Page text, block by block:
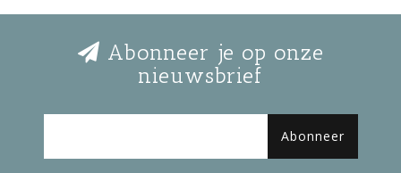
Abonneer je op onze
nieuwsbrief
Abonneer